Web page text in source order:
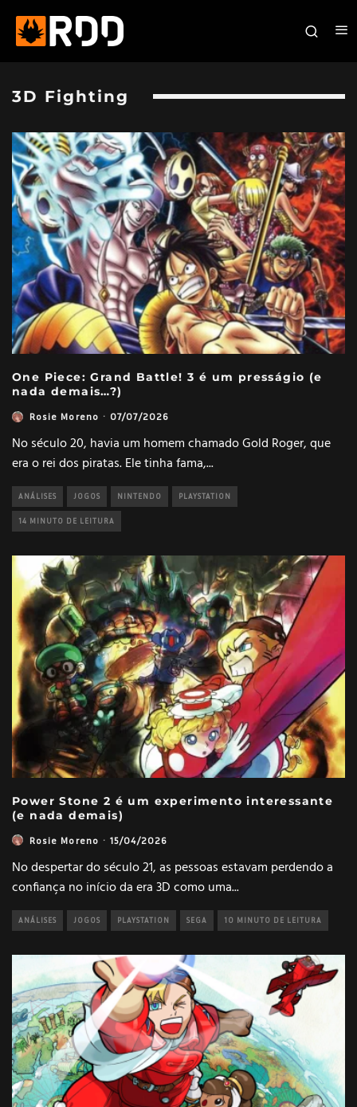
3D Fighting
One Piece: Grand Battle! 3 é um presságio (e
nada demais…?)
Rosie Moreno · 07/07/2026
No século 20, havia um homem chamado Gold Roger, que
era o rei dos piratas. Ele tinha fama,...
ANÁLISES JOGOS NINTENDO PLAYSTATION
14 MINUTO DE LEITURA
Power Stone 2 é um experimento interessante
(e nada demais)
Rosie Moreno · 15/04/2026
No despertar do século 21, as pessoas estavam perdendo a
confiança no início da era 3D como uma...
ANÁLISES JOGOS PLAYSTATION SEGA 10 MINUTO DE LEITURA